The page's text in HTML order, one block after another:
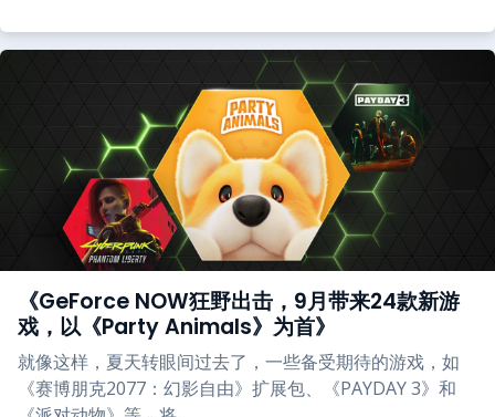
《GeForce NOW狂野出击，9月带来24款新游
戏，以《Party Animals》为首》
就像这样，夏天转眼间过去了，一些备受期待的游戏，如
《赛博朋克2077：幻影自由》扩展包、《PAYDAY 3》和